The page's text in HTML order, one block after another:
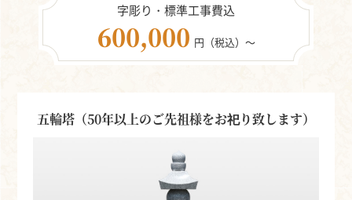
字彫り・標準工事費込
600,000 円（税込）～
五輪塔（50年以上のご先祖様をお祀り致します）